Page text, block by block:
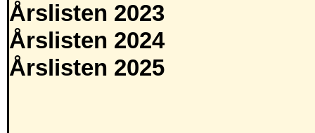
Årslisten 2023
Årslisten 2024
Årslisten 2025